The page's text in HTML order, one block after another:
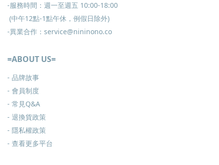
-服務時間：週一至週五 10:00-18:00
(中午12點-1點午休，例假日除外)
-異業合作：service@nininono.co
=ABOUT US=
- 品牌故事
- 會員制度
- 常見Q&A
- 退換貨政策
- 隱私權政策
- 查看更多平台